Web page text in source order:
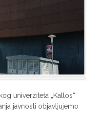
univerziteta „Kallos“
javnosti objavljujemo